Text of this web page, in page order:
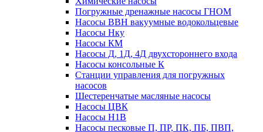
Погружные дренажные насосы ГНОМ
Насосы ВВН вакуумные водокольцевые
Насосы Нку
Насосы КМ
Насосы Д, 1Д, 4Д двухстороннего входа
Насосы консольные К
Станции управления для погружных
насосов
Шестеренчатые масляные насосы
Насосы ЦВК
Насосы Н1В
Насосы песковые П, ПР, ПК, ПБ, ПВП,